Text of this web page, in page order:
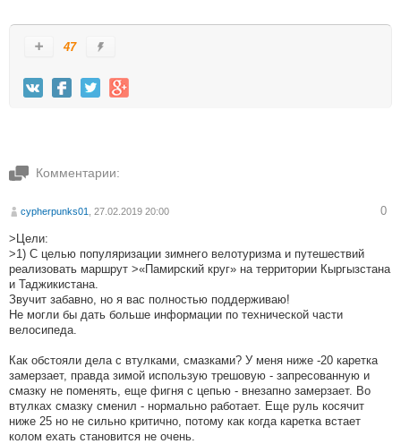
47
Комментарии:
cypherpunks01 , 27.02.2019 20:00 0
>Цели:
>1) С целью популяризации зимнего велотуризма и путешествий
реализовать маршрут >«Памирский круг» на территории Кыргызстана
и Таджикистана.
Звучит забавно, но я вас полностью поддерживаю!
Не могли бы дать больше информации по технической части
велосипеда.
Как обстояли дела с втулками, смазками? У меня ниже -20 каретка
замерзает, правда зимой использую трешовую - запресованную и
смазку не поменять, еще фигня с цепью - внезапно замерзает. Во
втулках смазку сменил - нормально работает. Еще руль косячит
ниже 25 но не сильно критично, потому как когда каретка встает
колом ехать становится не очень.